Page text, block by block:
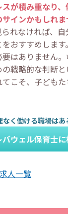
が積み重なり、
インかもしれ
れなければ、自
おすすめします
要はありません。
戦略的な判断と
こそ、子どもた
なく働ける職場はあ
バウェル保育士
人一覧